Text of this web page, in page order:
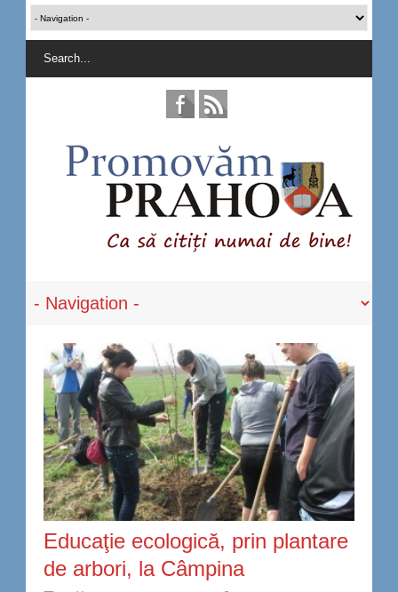
Educaţie ecologică, prin plantare
de arbori, la Câmpina